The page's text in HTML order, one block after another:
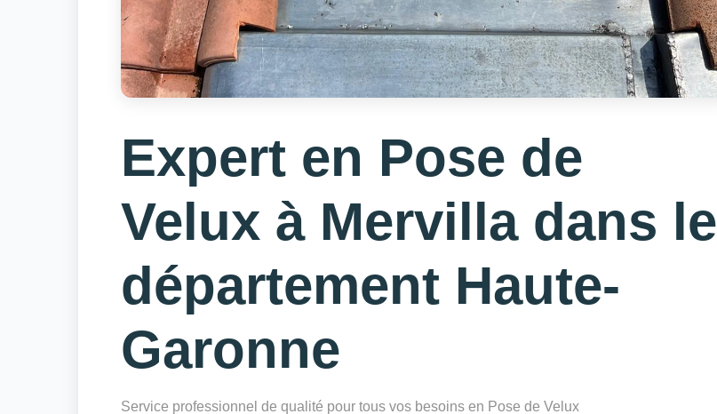
Expert en Pose de
Velux à Mervilla dans le
département Haute-
Garonne
Service professionnel de qualité pour tous vos besoins en Pose de Velux